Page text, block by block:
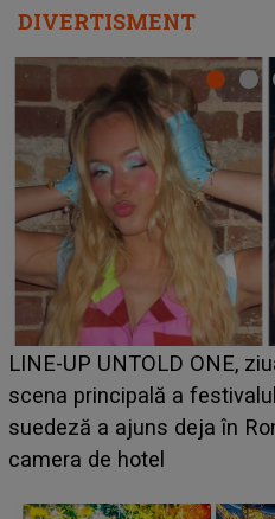
DIVERTISMENT
Ce a dezvăluit noua
luat prin surprindere pe
BĂIATUL VIZAT de
faptului împlinit, A